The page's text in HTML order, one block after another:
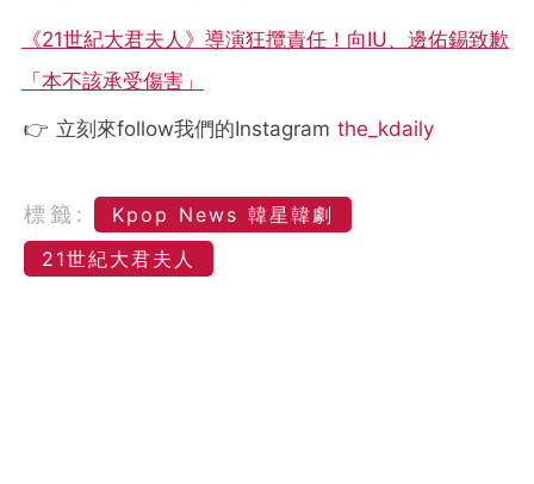
《21世紀大君夫人》導演狂攬責任！向IU、邊佑錫致歉
「本不該承受傷害」
👉 立刻來follow我們的Instagram the_kdaily
標籤:
Kpop News 韓星韓劇
21世紀大君夫人